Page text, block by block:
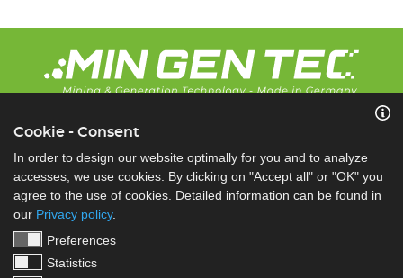
Copyright © 2026 IHK Cottbus
REGELN ZUR TEILNAHME
ZUSTIMMUNG FÜR COOKIES
Cookie - Consent
In order to design our website optimally for you and to analyze
accesses, we use cookies. By clicking on "Accept all" or "OK" you
agree to the use of cookies. Detailed information can be found in
our Privacy policy.
Preferences
Statistics